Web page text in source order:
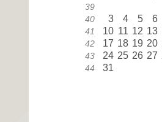
39
40 3 4 5 6
41 10 11 12 13
42 17 18 19 20
43 24 25 26 27
44 31